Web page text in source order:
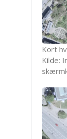
Kort
Kilde: